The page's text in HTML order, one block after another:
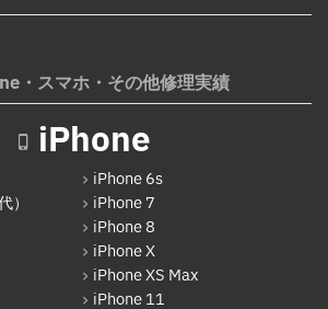
ロントパネル交換修理
・スマホ・その他修理実績
iPhone
iPhone 6s
）
iPhone 7
iPhone 8
iPhone X
iPhone XS Max
iPhone 11